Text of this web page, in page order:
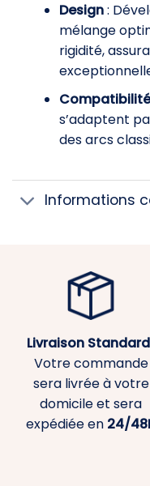
Design:
mélange
rigidité,
Compatibilité
s’adaptent
des arcs
Informations
Livraison Standard
Votre commande
sera livrée à votre
domicile et sera
expédiée en 24/